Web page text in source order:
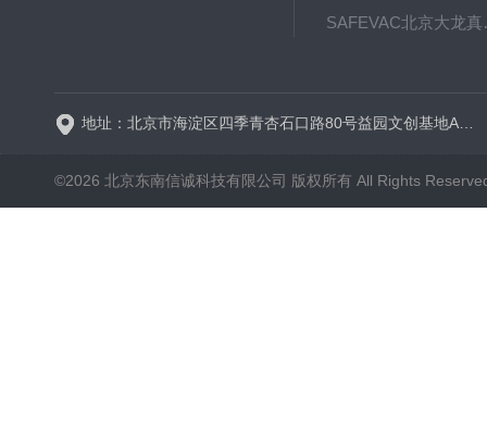
©2026 北京东南信诚科技有限公司 版权所有 All Rights